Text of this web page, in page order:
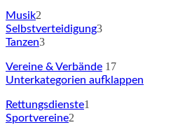
Musik2
Selbstverteidigung3
Tanzen3
Vereine & Verbände 17
Unterkategorien aufklappen
Rettungsdienste1
Sportvereine2